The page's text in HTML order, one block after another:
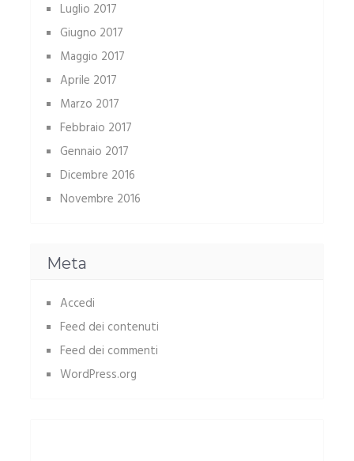
Luglio 2017
Giugno 2017
Maggio 2017
Aprile 2017
Marzo 2017
Febbraio 2017
Gennaio 2017
Dicembre 2016
Novembre 2016
Meta
Accedi
Feed dei contenuti
Feed dei commenti
WordPress.org